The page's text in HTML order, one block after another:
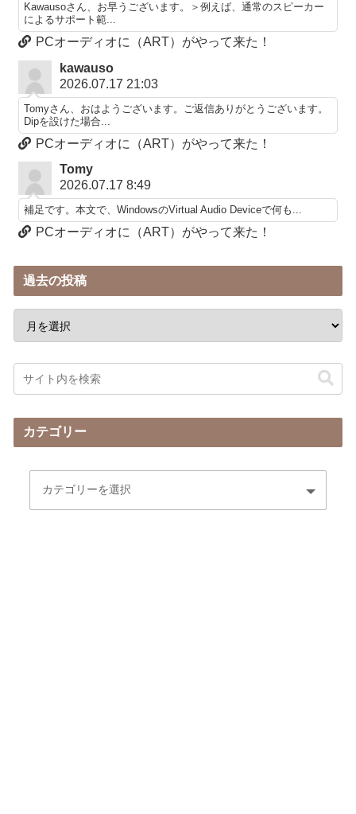
Kawausoさん、お早うございます。＞例えば、通常のスピーカー
によるサポート範...
PCオーディオに（ART）がやって来た！
kawauso
2026.07.17 21:03
Tomyさん、おはようございます。ご返信ありがとうございます。
Dipを設けた場合...
PCオーディオに（ART）がやって来た！
Tomy
2026.07.17 8:49
補足です。本文で、WindowsのVirtual Audio Deviceで何も...
PCオーディオに（ART）がやって来た！
過去の投稿
カテゴリー